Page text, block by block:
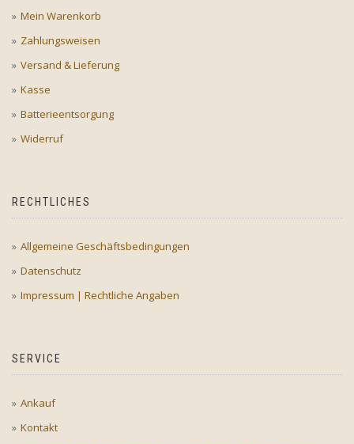
Mein Warenkorb
Zahlungsweisen
Versand & Lieferung
Kasse
Batterieentsorgung
Widerruf
RECHTLICHES
Allgemeine Geschäftsbedingungen
Datenschutz
Impressum | Rechtliche Angaben
SERVICE
Ankauf
Kontakt